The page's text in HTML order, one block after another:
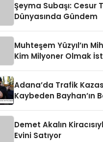
Şeyma Subaşı: Cesur
Dünyasında Gündem
Muhteşem Yüzyıl’ın
Kim Milyoner Olmak
Adana’da Trafik
Kaybeden Bayhan’ın
Demet Akalın
Evini Satıyor